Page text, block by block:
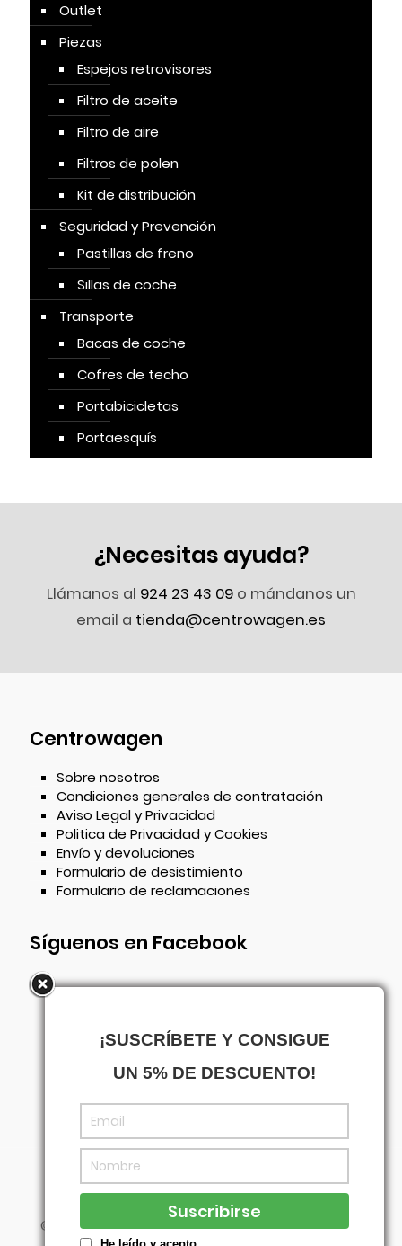
Outlet
Piezas
Espejos retrovisores
Filtro de aceite
Filtro de aire
Filtros de polen
Kit de distribución
Seguridad y Prevención
Pastillas de freno
Sillas de coche
Transporte
Bacas de coche
Cofres de techo
Portabicicletas
Portaesquís
¿Necesitas ayuda?
Llámanos al 924 23 43 09o mándanos un
email a tienda@centrowagen.es
Centrowagen
Sobre nosotros
Condiciones generales de contratación
Aviso Legal y Privacidad
Politica de Privacidad y Cookies
Envío y devoluciones
Formulario de desistimiento
Formulario de reclamaciones
Síguenos en Facebook
© Centrowagen- Diseñado con porAgencia
¡SUSCRÍBETE Y CONSIGUE
UN 5% DE DESCUENTO!